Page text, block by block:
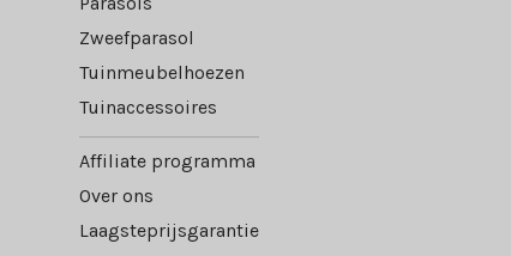
Zweefparasol
Tuinmeubelhoezen
Tuinaccessoires
Affiliate programma
Over ons
Laagsteprijsgarantie